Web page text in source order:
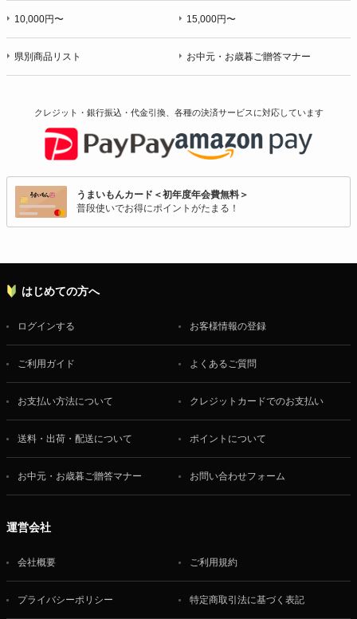
10,000円〜 15,000円〜
県別商品リスト お中元・お歳暮ご贈答マナー
クレジット・銀行振込・代金引換、各種の決済サービスに対応しています
うまいもんカード＜初年度年会費無料＞
普段使いでお得にポイントがたまる！
はじめての方へ
ログインする お客様情報の登録
ご利用ガイド よくあるご質問
お支払い方法について クレジットカードでのお支払い
送料・出荷・配送について ポイントについて
お中元・お歳暮ご贈答マナー お問い合わせフォーム
運営会社
会社概要 ご利用規約
プライバシーポリシー 特定商取引法に基づく表記